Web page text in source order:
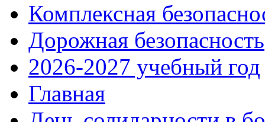
Комплексная
Дорожная безопасность
2026-2027 учебный год
Главная